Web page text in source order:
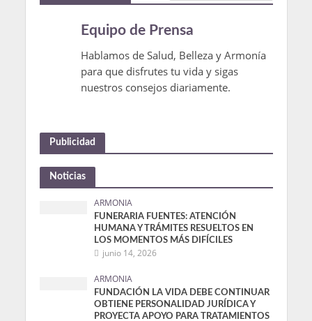
Equipo de Prensa
Hablamos de Salud, Belleza y Armonía
para que disfrutes tu vida y sigas
nuestros consejos diariamente.
Publicidad
Noticias
ARMONIA
FUNERARIA FUENTES: ATENCIÓN
HUMANA Y TRÁMITES RESUELTOS EN
LOS MOMENTOS MÁS DIFÍCILES
junio 14, 2026
ARMONIA
FUNDACIÓN LA VIDA DEBE CONTINUAR
OBTIENE PERSONALIDAD JURÍDICA Y
PROYECTA APOYO PARA TRATAMIENTOS